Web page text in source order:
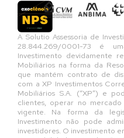
A Solutio Assessoria de
28.844.269/0001-73 é
Investimento devidamente
Mobiliários na forma da
que mantém contrato de
com a XP Investimentos
Mobiliários S.A. (“XP”) e
clientes, operar no
vigente. Na forma da
Investimento não pode
investidores. O investimento